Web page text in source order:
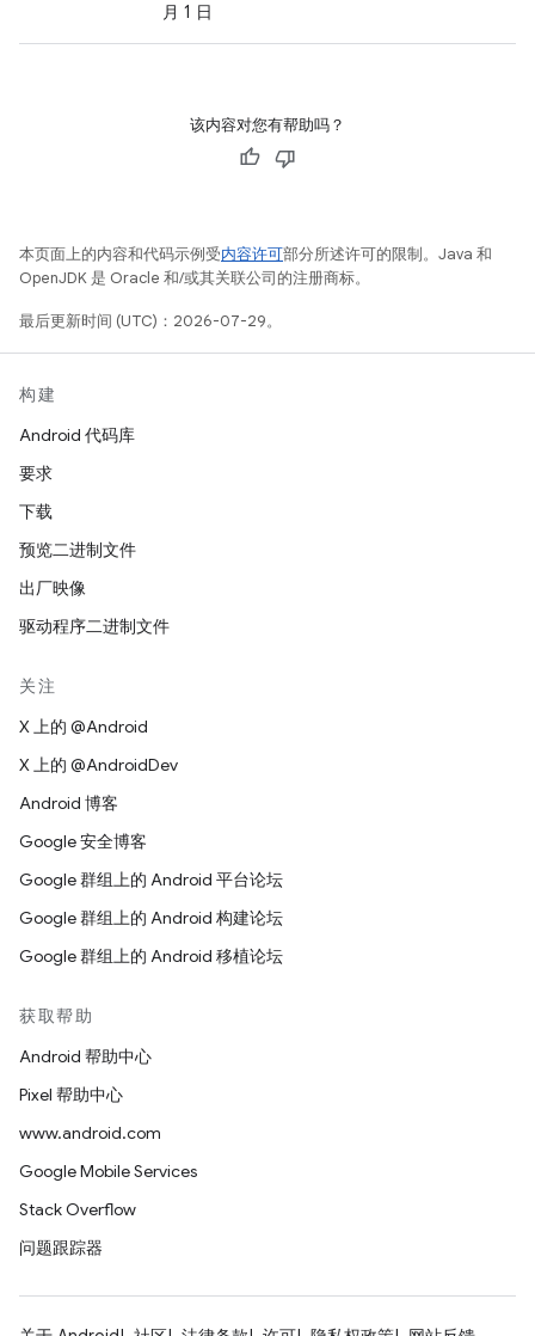
月 1 日
该内容对您有帮助吗？
本页面上的内容和代码示例受内容许可部分所述许可的限制。Java 和
OpenJDK 是 Oracle 和/或其关联公司的注册商标。
最后更新时间 (UTC)：2026-07-29。
构建
Android 代码库
要求
下载
预览二进制文件
出厂映像
驱动程序二进制文件
关注
X 上的 @Android
X 上的 @AndroidDev
Android 博客
Google 安全博客
Google 群组上的 Android 平台论坛
Google 群组上的 Android 构建论坛
Google 群组上的 Android 移植论坛
获取帮助
Android 帮助中心
Pixel 帮助中心
www.android.com
Google Mobile Services
Stack Overflow
问题跟踪器